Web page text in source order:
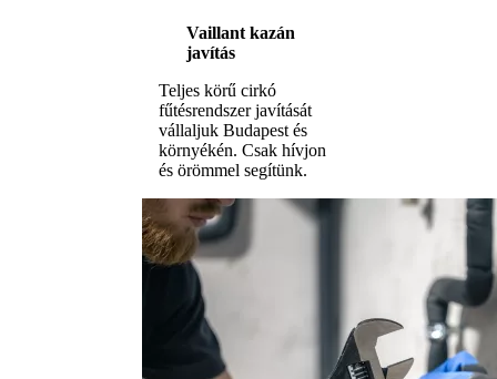
Vaillant kazán
javítás
Teljes körű cirkó
fűtésrendszer javítását
vállaljuk Budapest és
környékén. Csak hívjon
és örömmel segítünk.